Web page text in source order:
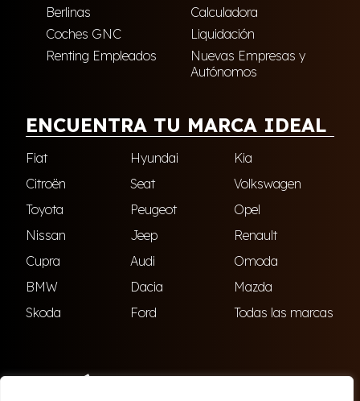
Berlinas
Calculadora
Coches GNC
Liquidación
Renting Empleados
Nuevas Empresas y
Autónomos
ENCUENTRA TU MARCA IDEAL
Fiat Hyundai
Kia
Citroën
Seat
Volkswagen
Toyota
Peugeot
Opel
Nissan
Jeep
Renault
Cupra
Audi
Omoda
BMW
Dacia
Mazda
Skoda
Ford Todas las marcas